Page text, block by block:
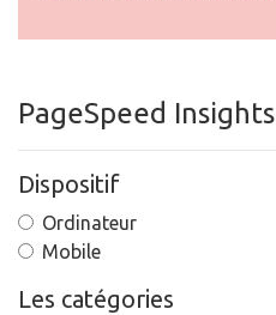
PageSpeed Insights
Dispositif
Ordinateur
Mobile
Les catégories